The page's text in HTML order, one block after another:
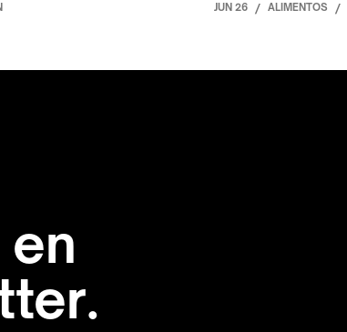
JUN 26 / ALIMENTOS /
en